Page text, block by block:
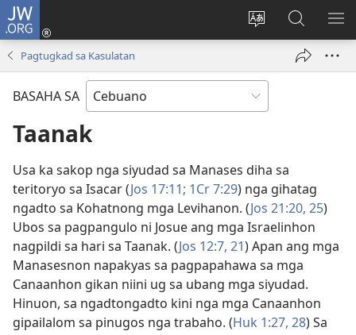
JW.ORG
Ilisi
pinulongan
sa
site
Log
ug
Pangitaa
sa
JW.ORG
Pagtugkad sa Kasulatan
BASAHA SA
Taanak
Usa ka sakop nga siyudad sa Manases diha sa
teritoryo sa Isacar (Jos 17:11; 1Cr 7:29) nga gihatag
ngadto sa Kohatnong mga Levihanon. (Jos 21:​20, 25)
Ubos sa pagpangulo ni Josue ang mga Israelinhon
nagpildi sa hari sa Taanak. (Jos 12:​7, 21) Apan ang mga
Manasesnon napakyas sa pagpapahawa sa mga
Canaanhon gikan niini ug sa ubang mga siyudad.
Hinuon, sa ngadtongadto kini nga mga Canaanhon
gipailalom sa pinugos nga trabaho. (Huk 1:​27, 28) Sa